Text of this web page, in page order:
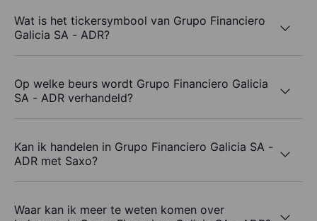
Wat is het tickersymbool van Grupo Financiero
Galicia SA - ADR?
Op welke beurs wordt Grupo Financiero Galicia
SA - ADR verhandeld?
Kan ik handelen in Grupo Financiero Galicia SA -
ADR met Saxo?
Waar kan ik meer te weten komen over